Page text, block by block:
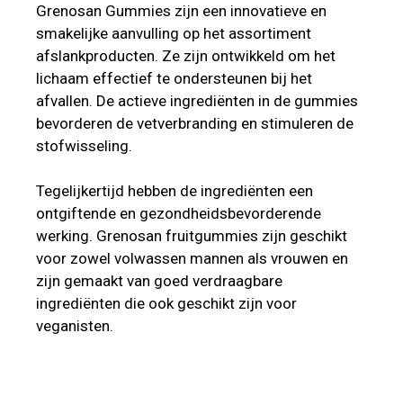
Grenosan Gummies zijn een innovatieve en
smakelijke aanvulling op het assortiment
afslankproducten. Ze zijn ontwikkeld om het
lichaam effectief te ondersteunen bij het
afvallen. De actieve ingrediënten in de gummies
bevorderen de vetverbranding en stimuleren de
stofwisseling.
Tegelijkertijd hebben de ingrediënten een
ontgiftende en gezondheidsbevorderende
werking. Grenosan fruitgummies zijn geschikt
voor zowel volwassen mannen als vrouwen en
zijn gemaakt van goed verdraagbare
ingrediënten die ook geschikt zijn voor
veganisten.